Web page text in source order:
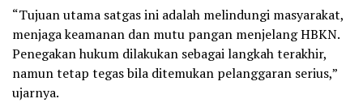
“Tujuan utama satgas ini adalah melindungi masyarakat,
menjaga keamanan dan mutu pangan menjelang HBKN.
Penegakan hukum dilakukan sebagai langkah terakhir,
namun tetap tegas bila ditemukan pelanggaran serius,”
ujarnya.